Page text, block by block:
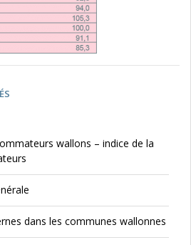
wallons – indice de la
dans les communes wallonnes